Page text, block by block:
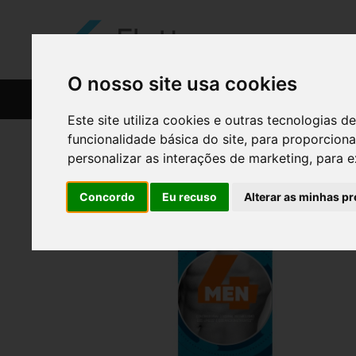
O nosso site usa cookies
Este site utiliza cookies e outras tecnologias
funcionalidade básica do site, para
personalizar as interações de marketing, para
Concordo Eu recuso Alterar as minhas